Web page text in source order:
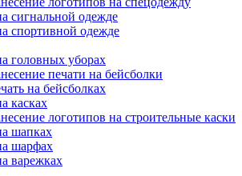
сигнальной одежде
спортивной одежде
головных уборах
печати на бейсболки
на бейсболках
касках
логотипов на строительные каски
шапках
шарфах
варежках